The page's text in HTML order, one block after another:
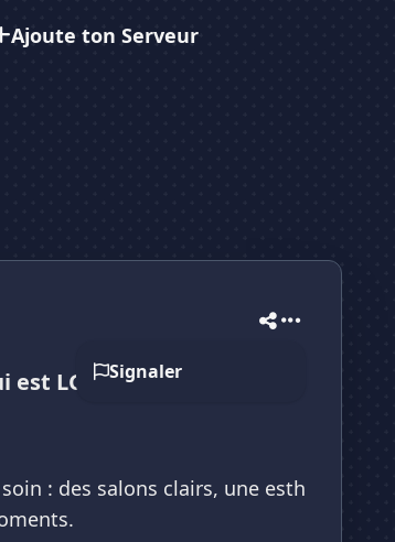
Ajoute ton Serveur
Signaler
LGBT friendly
: des salons clairs, une esth